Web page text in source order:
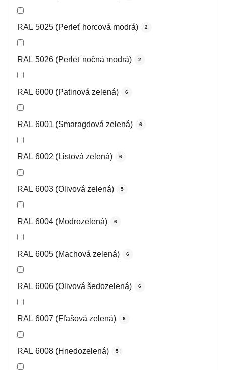
RAL 5025 (Perleť horcová modrá) 2
RAL 5026 (Perleť nočná modrá) 2
RAL 6000 (Patinová zelená) 6
RAL 6001 (Smaragdová zelená) 6
RAL 6002 (Listová zelená) 6
RAL 6003 (Olivová zelená) 5
RAL 6004 (Modrozelená) 6
RAL 6005 (Machová zelená) 6
RAL 6006 (Olivová šedozelená) 6
RAL 6007 (Fľašová zelená) 6
RAL 6008 (Hnedozelená) 5